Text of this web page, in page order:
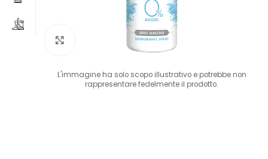
Clicca per ingrandire
L'immagine ha solo scopo illustrativo e potrebbe non
rappresentare fedelmente il prodotto.